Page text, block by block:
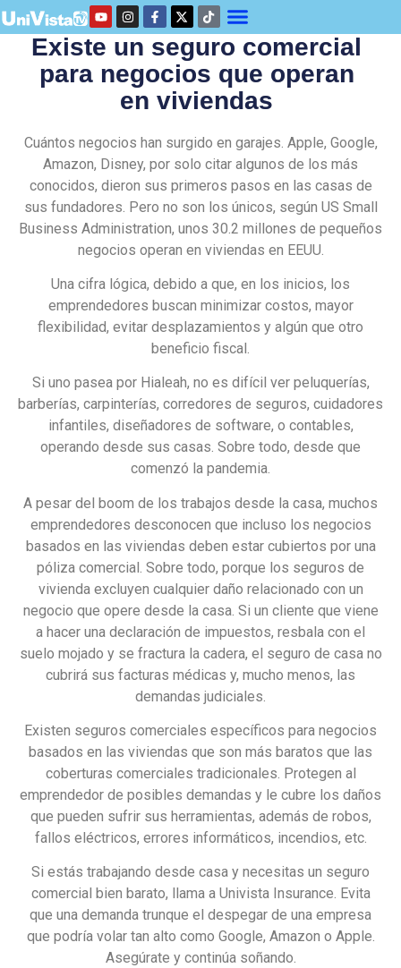
Existe un seguro comercial
para negocios que operan
en viviendas
Cuántos negocios han surgido en garajes. Apple, Google,
Amazon, Disney, por solo citar algunos de los más
conocidos, dieron sus primeros pasos en las casas de
sus fundadores. Pero no son los únicos, según US Small
Business Administration, unos 30.2 millones de pequeños
negocios operan en viviendas en EEUU.
Una cifra lógica, debido a que, en los inicios, los
emprendedores buscan minimizar costos, mayor
flexibilidad, evitar desplazamientos y algún que otro
beneficio fiscal.
Si uno pasea por Hialeah, no es difícil ver peluquerías,
barberías, carpinterías, corredores de seguros, cuidadores
infantiles, diseñadores de software, o contables,
operando desde sus casas. Sobre todo, desde que
comenzó la pandemia.
A pesar del boom de los trabajos desde la casa, muchos
emprendedores desconocen que incluso los negocios
basados en las viviendas deben estar cubiertos por una
póliza comercial. Sobre todo, porque los seguros de
vivienda excluyen cualquier daño relacionado con un
negocio que opere desde la casa. Si un cliente que viene
a hacer una declaración de impuestos, resbala con el
suelo mojado y se fractura la cadera, el seguro de casa no
cubrirá sus facturas médicas y, mucho menos, las
demandas judiciales.
Existen seguros comerciales específicos para negocios
basados en las viviendas que son más baratos que las
coberturas comerciales tradicionales. Protegen al
emprendedor de posibles demandas y le cubre los daños
que pueden sufrir sus herramientas, además de robos,
fallos eléctricos, errores informáticos, incendios, etc.
Si estás trabajando desde casa y necesitas un seguro
comercial bien barato, llama a Univista Insurance. Evita
que una demanda trunque el despegar de una empresa
que podría volar tan alto como Google, Amazon o Apple.
Asegúrate y continúa soñando.